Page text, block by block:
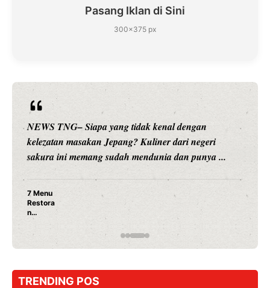
Pasang Iklan di Sini
300×375 px
NEWS TNG– Siapa sangka, dua nama besar di dunia
hiburan, Nunung Srimulat dan Vicky Prasetyo, kini
merambah dunia kuliner dengan ...
Nunung Srimulat & Vicky Prasetyo Buka Restoran
Rahasia Mami Bikin Nagih!
TRENDING POS